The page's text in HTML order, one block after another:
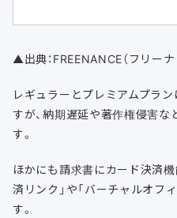
▲出典：FREENANCE（フリーナ
レギュラーとプレミアムプラ
すが、納期遅延や著作権侵害
す。
ほかにも請求書にカード決済
済リンク」や「バーチャルオフ
す。